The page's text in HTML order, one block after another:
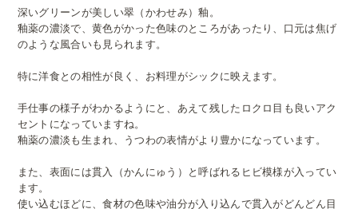
深いグリーンが美しい翠（かわせみ）釉。
釉薬の濃淡で、黄色がかった色味のところがあったり、口元は焦げ
のような風合いも見られます。
特に洋食との相性が良く、お料理がシックに映えます。
手仕事の様子がわかるようにと、あえて残したロクロ目も良いアク
セントになっていますね。
釉薬の濃淡も生まれ、うつわの表情がより豊かになっています。
また、表面には貫入（かんにゅう）と呼ばれるヒビ模様が入ってい
ます。
使い込むほどに、食材の色味や油分が入り込んで貫入がどんどん目